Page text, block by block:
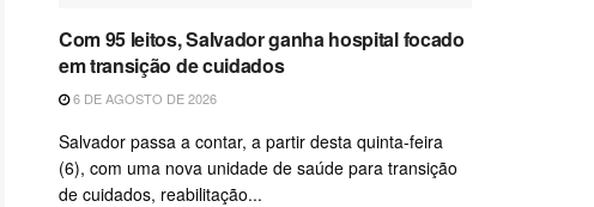
Com 95 leitos, Salvador ganha hospital focado
em transição de cuidados
6 DE AGOSTO DE 2026
Salvador passa a contar, a partir desta quinta-feira
(6), com uma nova unidade de saúde para transição
de cuidados, reabilitação...